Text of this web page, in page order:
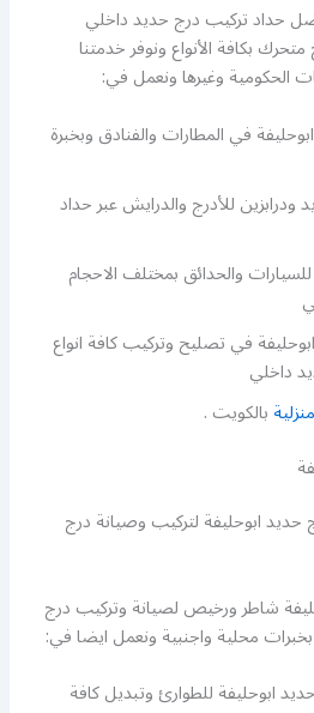
حداد تركيب درج حديد داخلي
بكافة الأنواع ونوفر خدمتنا
الحكومية وغيرها ونعمل في:
في المطارات والفنادق وبخبرة
للأدرج والدرايش عبر حداد
والحدائق بمختلف الاحجام
في تصليح وتركيب كافة انواع
داخلي
بالكويت .
ابوحليفة لتركيب وصيانة درج
شاطر ورخيص لصيانة وتركيب درج
محلية واجنبية ونعمل ايضا في:
ابوحليفة للطوارئ وتبديل كافة